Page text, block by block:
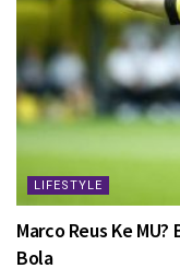
LIFESTYLE
Marco Reus Ke
Bola